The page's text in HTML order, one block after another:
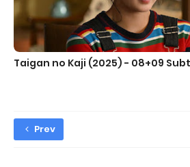
Taigan no Kaji (2025) - 08+09
Prev